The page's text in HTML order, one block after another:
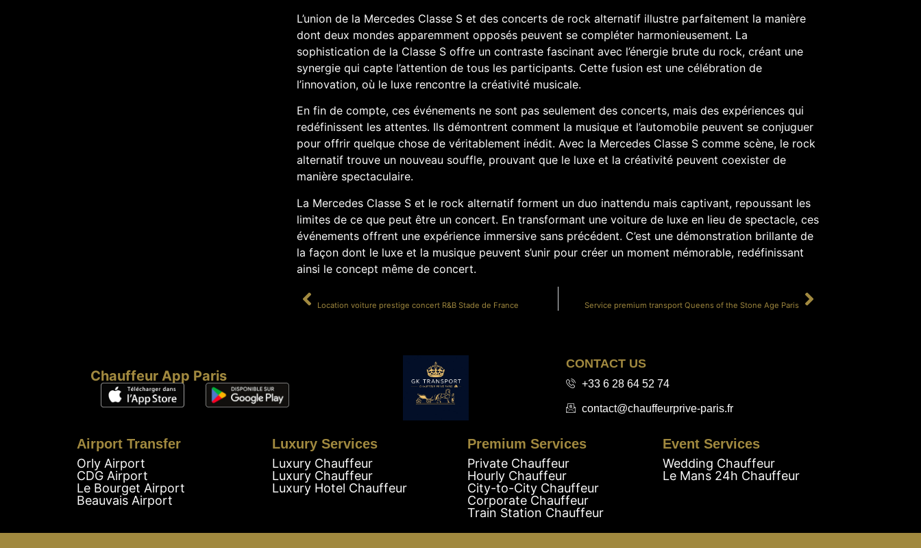
L’union de la Mercedes Classe S et des concerts de rock alternatif illustre parfaitement la manière
dont deux mondes apparemment opposés peuvent se compléter harmonieusement. La
sophistication de la Classe S offre un contraste fascinant avec l’énergie brute du rock, créant une
synergie qui capte l’attention de tous les participants. Cette fusion est une célébration de
l’innovation, où le luxe rencontre la créativité musicale.
En fin de compte, ces événements ne sont pas seulement des concerts, mais des expériences qui
redéfinissent les attentes. Ils démontrent comment la musique et l’automobile peuvent se conjuguer
pour offrir quelque chose de véritablement inédit. Avec la Mercedes Classe S comme scène, le rock
alternatif trouve un nouveau souffle, prouvant que le luxe et la créativité peuvent coexister de
manière spectaculaire.
La Mercedes Classe S et le rock alternatif forment un duo inattendu mais captivant, repoussant les
limites de ce que peut être un concert. En transformant une voiture de luxe en lieu de spectacle, ces
événements offrent une expérience immersive sans précédent. C’est une démonstration brillante de
la façon dont le luxe et la musique peuvent s’unir pour créer un moment mémorable, redéfinissant
ainsi le concept même de concert.
Location voiture prestige concert R&B Stade de France Service premium transport Queens of the Stone Age Paris
Chauffeur App Paris
CONTACT US
+33 6 28 64 52 74
contact@chauffeurprive-paris.fr
Airport Transfer
Orly Airport
CDG Airport
Le Bourget Airport
Beauvais Airport
Luxury Services
Luxury Chauffeur
Luxury Chauffeur
Luxury Hotel Chauffeur
Premium Services
Private Chauffeur
Hourly Chauffeur
City-to-City Chauffeur
Corporate Chauffeur
Train Station Chauffeur
Event Services
Wedding Chauffeur
Le Mans 24h Chauffeur